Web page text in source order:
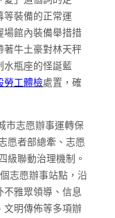
等裝備的正常運
場館內裝備舉措措
著牛土豪對林天秤
水瓶座的怪誕藍
勞工體檢處置，確
市志愿辦事運轉保
愿者部總牽、志愿
級聯動治理機制。
志愿辦事站點，沿
雅眾領導、信息
文明傳佈等多項辦